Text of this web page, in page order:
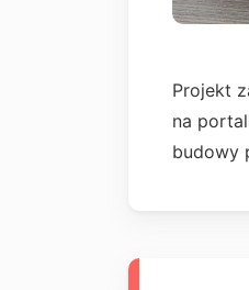
Projekt
na
budowy